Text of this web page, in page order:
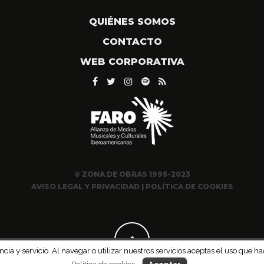
QUIÉNES SOMOS
CONTACTO
WEB CORPORATIVA
© ZONA DE OBRAS 1995-2023
AVISO LEGAL Y PRIVACIDAD | POLÍTICA DE COOKIES
y servicio. Al navegar o utilizar nuestros servicios aceptas el uso que